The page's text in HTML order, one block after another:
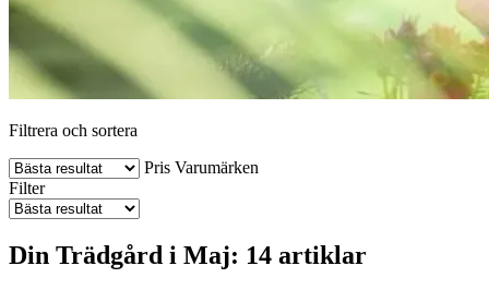
Filtrera och sortera
Pris Varumärken
Filter
Din Trädgård i Maj: 14 artiklar